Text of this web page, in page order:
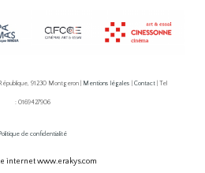
91230 Montgeron | Mentions légales Contact | Tel
: 0169427906
Politique de confidentialité
internet www.erakys.com